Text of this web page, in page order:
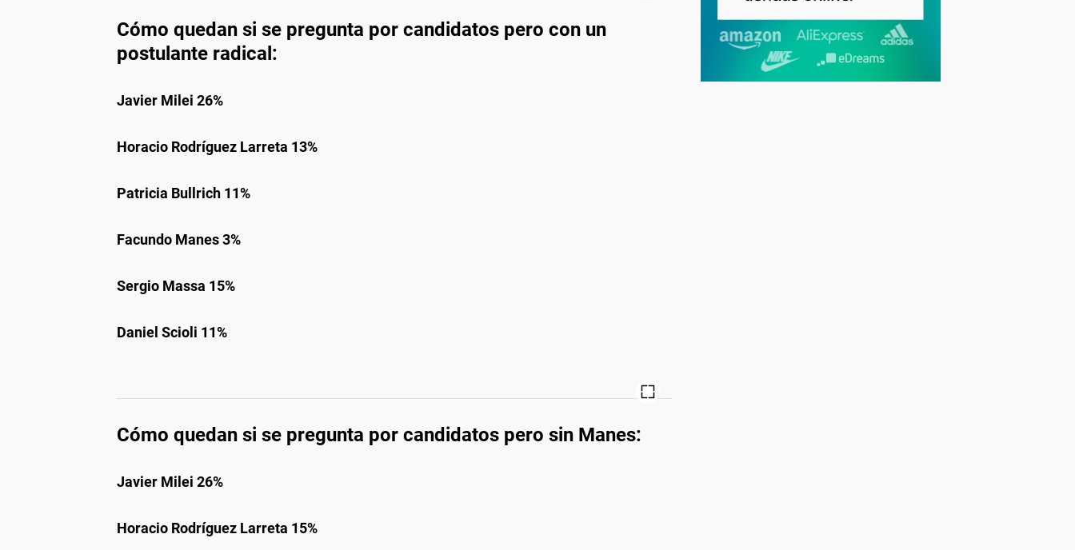
Cómo quedan si se pregunta por candidatos pero con un
postulante radical:
Javier Milei 26%
Horacio Rodríguez Larreta 13%
Patricia Bullrich 11%
Facundo Manes 3%
Sergio Massa 15%
Daniel Scioli 11%
Cómo quedan si se pregunta por candidatos pero sin Manes:
Javier Milei 26%
Horacio Rodríguez Larreta 15%